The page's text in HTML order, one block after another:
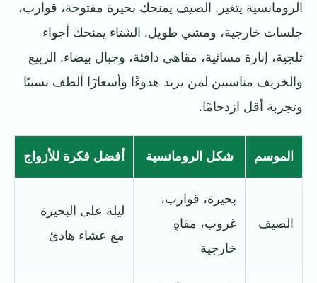
الرومانسية يتغير. الصيف يمنحك بحيرة مفتوحة، قوارب،
جلسات خارجية، ومشي طويل. الشتاء يمنحك أجواء
ثلجية، إنارة مسائية، مقاهي دافئة، وجبال بيضاء. الربيع
والخريف مناسبين لمن يريد هدوءًا وأسعارًا ألطف نسبيًا
وتجربة أقل ازدحامًا.
الموسم شكل الرومانسية أفضل فكرة للأزواج
الصيف
بحيرة، قوارب،
غروب، مقاهٍ
خارجية
ليلة على البحيرة
مع عشاء هادئ